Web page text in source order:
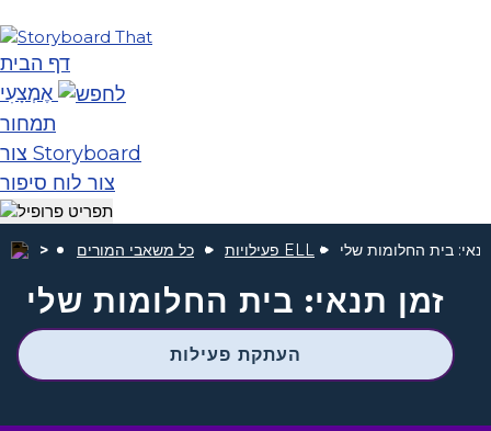
דף הבית
אֶמְצָעִי
תמחור
צור Storyboard
צור לוח סיפור
כל משאבי המורים פעילויות ELL בית החלומות שלי
זמן תנאי: בית החלומות שלי
העתקת פעילות